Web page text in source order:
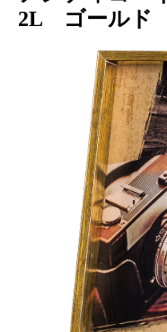
2L ゴールド
細身×荒削りな風合
ィークな雰囲気を
メーカー希望小売価格：
+ 税
細身×荒削りな風合いの
モノトーン・セピナな色